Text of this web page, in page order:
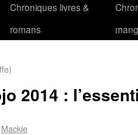
Chroniques livres &
romans
2014 :
Mackie